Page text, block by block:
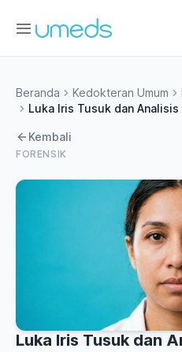
Beranda Kedokteran Umum
Luka Iris Tusuk dan Analisis
FORENSIK
Kembali
Luka Iris Tusuk dan